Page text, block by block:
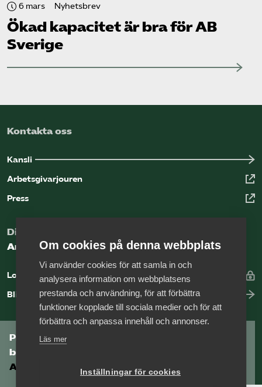
6 mars Nyhetsbrev
Ökad kapacitet är bra för AB
Sverige
Kontakta oss
Kansli
Arbetsgivarjouren
Press
Digital kunskapsbank för arbetsgivare
Arbetsgivarguiden
Logga in
Bli medlem
Prenumerera på Tågföretagens
branschnyhetsbrev
Aktuell info direkt i din inkorg.
Om cookies på denna webbplats
Vi använder cookies för att samla in och
analysera information om webbplatsens
prestanda och användning, för att förbättra
funktioner kopplade till sociala medier och för att
förbättra och anpassa innehåll och annonser.
Läs mer
Inställningar för cookies